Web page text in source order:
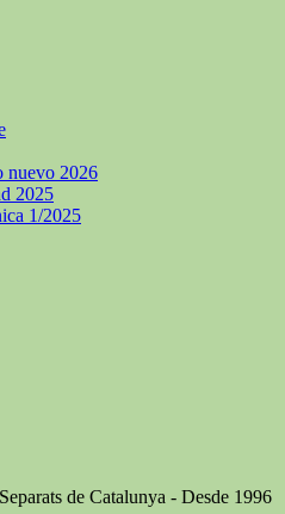
nuevo 2026
2025
1/2025
de Catalunya - Desde 1996